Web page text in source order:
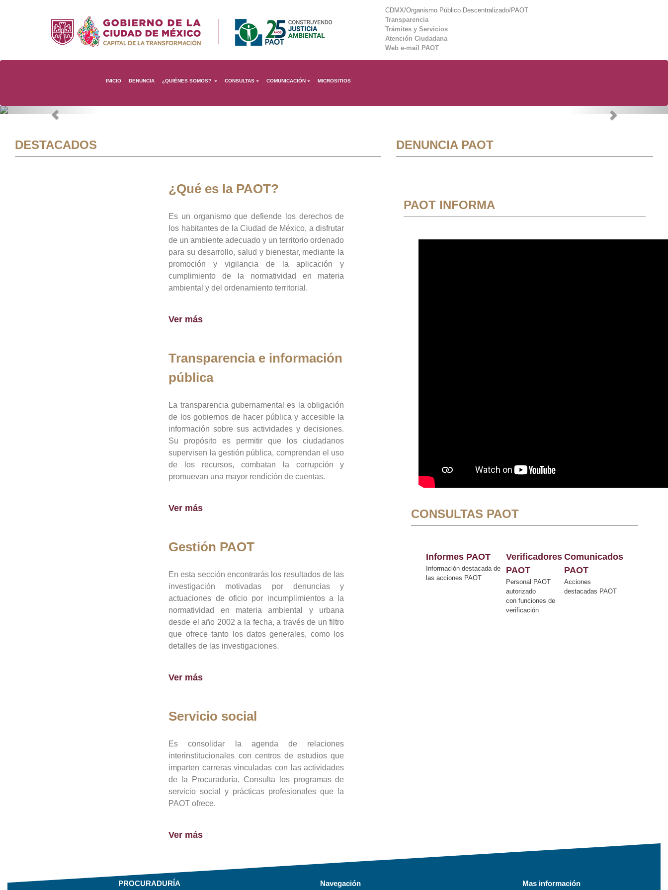
CDMX/Organismo Público Descentralizado/PAOT
Transparencia
Trámites y Servicios
Atención Ciudadana
Web e-mail PAOT
INICIO DENUNCIA ¿QUIÉNES SOMOS? CONSULTAS COMUNICACIÓN MICROSITIOS
Previous Next
DESTACADOS
¿Qué es la PAOT?
Es un organismo que defiende los derechos de
los habitantes de la Ciudad de México, a disfrutar
de un ambiente adecuado y un territorio ordenado
para su desarrollo, salud y bienestar, mediante la
promoción y vigilancia de la aplicación y
cumplimiento de la normatividad en materia
ambiental y del ordenamiento territorial.
Ver más
Transparencia e información
pública
La transparencia gubernamental es la obligación
de los gobiernos de hacer pública y accesible la
información sobre sus actividades y decisiones.
Su propósito es permitir que los ciudadanos
supervisen la gestión pública, comprendan el uso
de los recursos, combatan la corrupción y
promuevan una mayor rendición de cuentas.
Ver más
Gestión PAOT
En esta sección encontrarás los resultados de las
investigación motivadas por denuncias y
actuaciones de oficio por incumplimientos a la
normatividad en materia ambiental y urbana
desde el año 2002 a la fecha, a través de un filtro
que ofrece tanto los datos generales, como los
detalles de las investigaciones.
Ver más
Servicio social
Es consolidar la agenda de relaciones
interinstitucionales con centros de estudios que
imparten carreras vinculadas con las actividades
de la Procuraduría, Consulta los programas de
servicio social y prácticas profesionales que la
PAOT ofrece.
Ver más
DENUNCIA PAOT
PAOT INFORMA
CONSULTAS PAOT
Informes PAOT
Información destacada de
las acciones PAOT
Verificadores
PAOT
Personal PAOT
autorizado
con funciones de
verificación
Comunicados
PAOT
Acciones
destacadas PAOT
PROCURADURÍA Navegación Mas información